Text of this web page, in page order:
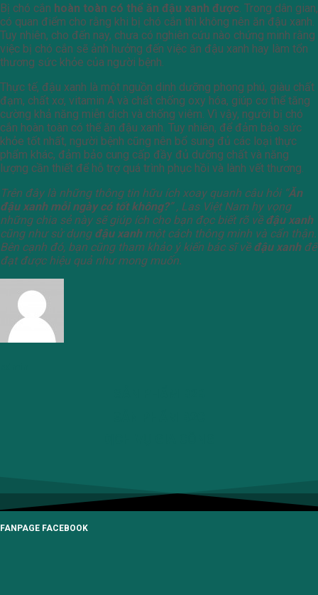
Bị chó cắn hoàn toàn có thể ăn đậu xanh được. Trong dân gian,
có quan điểm cho rằng khi bị chó cắn thì không nên ăn đậu xanh.
Tuy nhiên, cho đến nay, chưa có nghiên cứu nào chứng minh rằng
việc bị chó cắn sẽ ảnh hưởng đến việc ăn đậu xanh hay làm tổn
thương sức khỏe của người bệnh.
Thực tế, đậu xanh là một nguồn dinh dưỡng phong phú, giàu chất
đạm, chất xơ, vitamin A và chất chống oxy hóa, giúp cơ thể tăng
cường khả năng miễn dịch và chống viêm. Vì vậy, người bị chó
cắn hoàn toàn có thể ăn đậu xanh. Tuy nhiên, để đảm bảo sức
khỏe tốt nhất, người bệnh cũng nên bổ sung đủ các loại thực
phẩm khác, đảm bảo cung cấp đầy đủ dưỡng chất và năng
lượng cần thiết để hỗ trợ quá trình phục hồi và lành vết thương.
Trên đây là những thông tin hữu ích xoay quanh câu hỏi “Ăn
đậu xanh mỗi ngày có tốt không?” , Las Việt Nam hy vọng
những chia sẻ này sẽ giúp ích cho bạn đọc biết rõ về đậu xanh
cũng như sử dụng đậu xanhmột cách thông minh và cẩn thận.
Bên cạnh đó, bạn cũng tham khảo ý kiến bác sĩ về đậu xanhđể
đạt được hiệu quả như mong muốn.
FANPAGE FACEBOOK